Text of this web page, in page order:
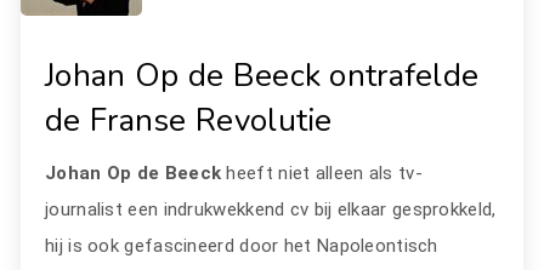
Johan Op de Beeck ontrafelde
de Franse Revolutie
Johan Op de Beeck heeft niet alleen als tv-
journalist een indrukwekkend cv bij elkaar gesprokkeld,
hij is ook gefascineerd door het Napoleontisch